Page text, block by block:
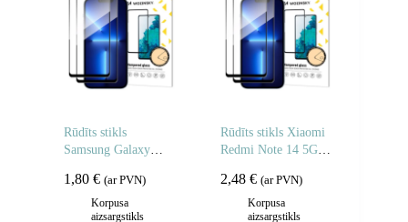
Rūdīts stikls
Samsung Galaxy
līmējamam rūdītam
stiklam – 2 gab.
1,80 € (ar PVN)
Korpusa
aizsargstikls
Rūdīts stikls Xiaomi
Redmi Note 14 5G /
līmējams rūdīts stikls
– 2 gab.
2,48€ (ar PVN)
Korpusa
aizsargstikls